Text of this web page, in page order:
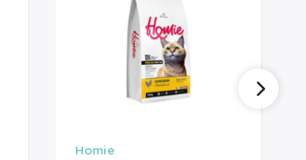
Homie